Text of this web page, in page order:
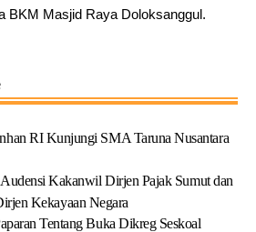
BKM Masjid Raya Doloksanggul.
RI Kunjungi SMA Taruna Nusantara
Kakanwil Dirjen Pajak Sumut dan
Kekayaan Negara
Tentang Buka Dikreg Seskoal